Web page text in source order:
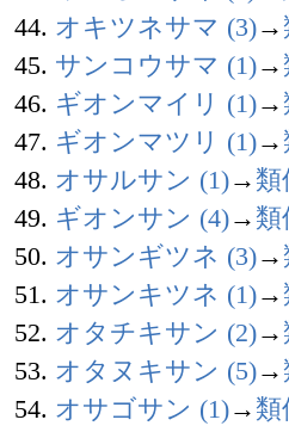
44. オキツネサマ (3)→
45. サンコウサマ (1)→
46. ギオンマイリ (1)→
47. ギオンマツリ (1)→
48. オサルサン (1)→ 類
49. ギオンサン (4)→ 類
50. オサンギツネ (3)→
51. オサンキツネ (1)→
52. オタチキサン (2)→
53. オタヌキサン (5)→
54. オサゴサン (1)→ 類